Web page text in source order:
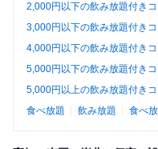
2,000円以下の飲み放題付き
3,000円以下の飲み放題付き
4,000円以下の飲み放題付き
5,000円以下の飲み放題付き
5,000円以上の飲み放題付き
食べ放題
飲み放題 食べ